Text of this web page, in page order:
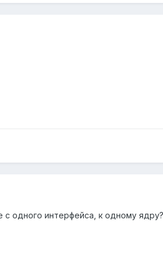
одного интерфейса, к одному ядру?